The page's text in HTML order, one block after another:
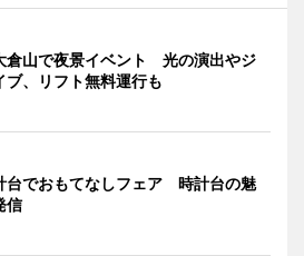
倉山で夜景イベント 光の演出やジ
ブ、リフト無料運行も
台でおもてなしフェア 時計台の魅
信